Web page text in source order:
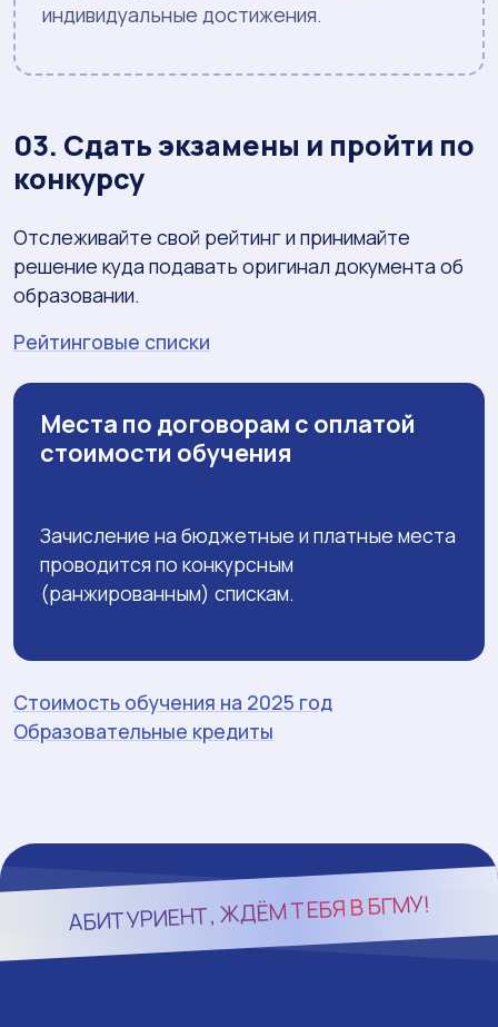
индивидуальные достижения.
03. Сдать экзамены и пройти по
конкурсу
Отслеживайте свой рейтинг и принимайте
решение куда подавать оригинал документа об
образовании.
Рейтинговые списки
Места по договорам с оплатой
стоимости обучения
Зачисление на бюджетные и платные места
проводится по конкурсным
(ранжированным) спискам.
Стоимость обучения на 2025 год
Образовательные кредиты
АБИТУРИЕНТ, ЖДЁМ ТЕБЯ ВБГМУ!